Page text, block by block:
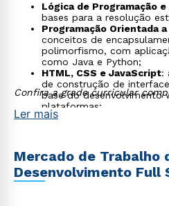
Lógica de Programação
bases para a resolução
Programação Orientada
conceitos de
polimorfismo, com
como Java e Python;
HTML, CSS e JavaScript:
de construção de
base do desenvolvimento
plataformas;
Bancos de Dados
cada projeto;
DevOps e Cloud: prática
deploys em ambientes
na automação e na
Confira a grade curricular
Ler mais
Mercado de Trabalho
Desenvolvimento Full